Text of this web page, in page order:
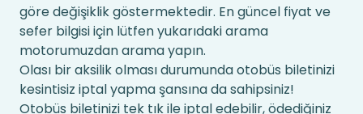
göre değişiklik göstermektedir. En güncel fiyat ve
sefer bilgisi için lütfen yukarıdaki arama
motorumuzdan arama yapın.
Olası bir aksilik olması durumunda otobüs biletinizi
kesintisiz iptal yapma şansına da sahipsiniz!
Otobüs biletinizi tek tık ile iptal edebilir, ödediğiniz